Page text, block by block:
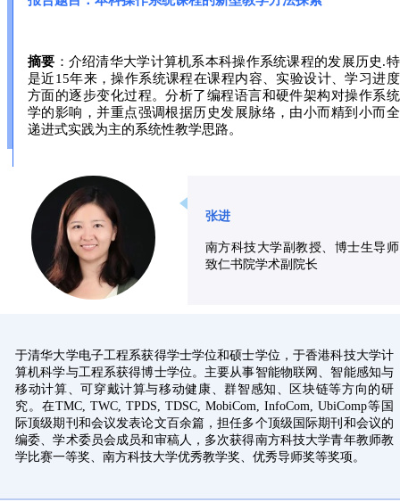
摘要 ：介绍清华大学计算机系本科操作系统课程的发展历史.
是近15年来，操作系统课程在课程内容、实验设计、学习进
方面的逐步变化过程。分析了编程语言和硬件架构对操作系
学的影响，并重点强调根据历史发展脉络，由小而精到小而
递进式实践为主的系统性教学思路。
张进
南方科技大学副教授、博士生导
致仁书院学术副院长
于清华大学电子工程系获得学士学位和硕士学位，于香港科技大学计
算机科学与工程系获得博士学位。主要从事智能物联网、智能感知与
移动计算、可穿戴计算与移动健康、群智感知、区块链等方向的研
究。在TMC, TWC, TPDS, TDSC, MobiCom, InfoCom, UbiComp等国
际顶级期刊和会议发表论文百余篇，担任多个顶级国际期刊和会议的
编委、学术委员会成员和审稿人，多次获得南方科技大学青年教师教
学比赛一等奖、南方科技大学优秀教学奖、优秀导师奖等奖项。